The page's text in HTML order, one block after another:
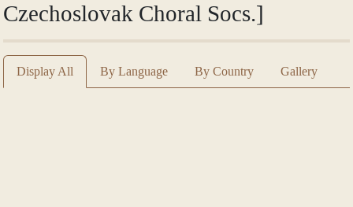
Czechoslovak Choral Socs.]
Display All By Language By Country Gallery